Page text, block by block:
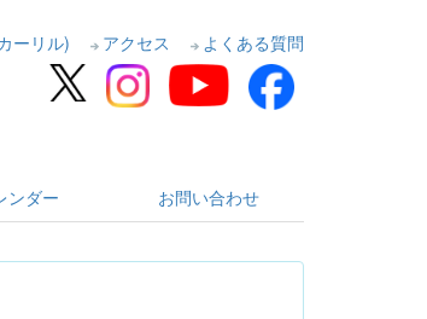
ーリル) アクセス よくある質問
ンダー お問い合わせ